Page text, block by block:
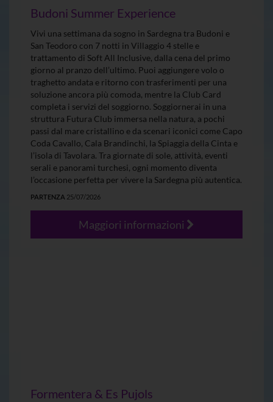
Budoni Summer Experience
Vivi una settimana da sogno in Sardegna tra Budoni e
San Teodoro con 7 notti in Villaggio 4 stelle e
trattamento di Soft All Inclusive, dalla cena del primo
giorno al pranzo dell’ultimo. Puoi aggiungere volo o
traghetto andata e ritorno con trasferimenti per una
soluzione ancora più comoda, mentre la Club Card
completa i servizi del soggiorno. Soggiornerai in una
struttura Futura Club immersa nella natura, a pochi
passi dal mare cristallino e da scenari iconici come Capo
Coda Cavallo, Cala Brandinchi, la Spiaggia della Cinta e
l’isola di Tavolara. Tra giornate di sole, attività, eventi
serali e panorami turchesi, ogni momento diventa
l’occasione perfetta per vivere la Sardegna più autentica.
PARTENZA 25/07/2026
Maggiori informazioni
Formentera & Es Pujols